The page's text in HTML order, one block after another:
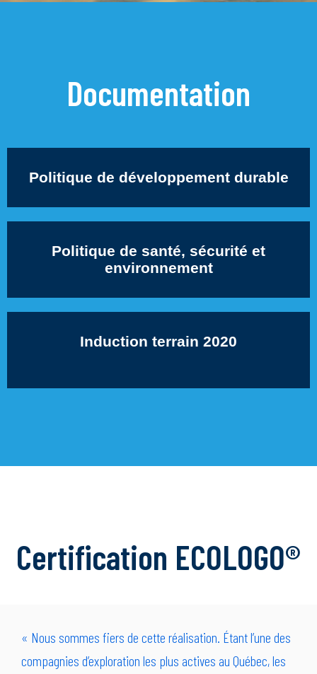
Documentation
Politique de développement durable
Politique de santé, sécurité et
environnement
Induction terrain 2020
Certification ECOLOGO®
« Nous sommes fiers de cette réalisation. Étant l’une des
compagnies d’exploration les plus actives au Québec, les